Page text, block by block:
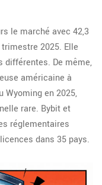
le marché avec 42,3
2025. Elle
différentes. De même,
américaine à
Wyoming en 2025,
rare. Bybitet
réglementaires
dans 35 pays.